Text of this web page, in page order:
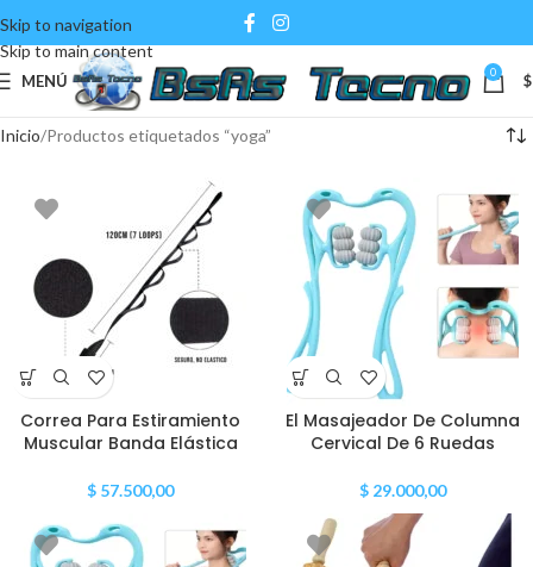
Skip to navigation
Skip to main content
MENÚ 0 $
Inicio Productos etiquetados “yoga”
Correa Para Estiramiento
Muscular Banda Elástica
$ 57.500,00
El Masajeador De Columna
Cervical De 6 Ruedas
$ 29.000,00